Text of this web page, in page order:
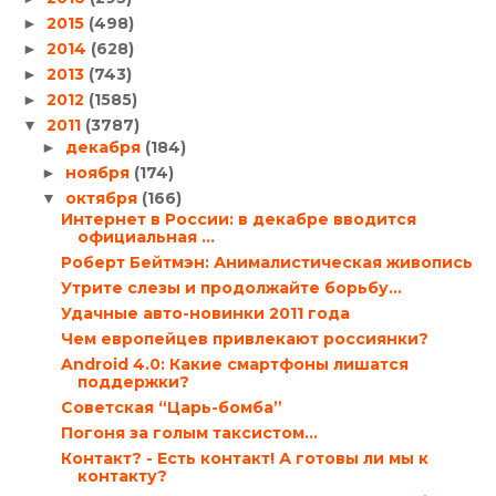
► 2015 (498)
► 2014 (628)
► 2013 (743)
► 2012 (1585)
▼ 2011 (3787)
► декабря (184)
► ноября (174)
▼ октября (166)
Интернет в России: в декабре вводится
официальная ...
Роберт Бейтмэн: Анималистическая живопись
Утрите слезы и продолжайте борьбу…
Удачные авто-новинки 2011 года
Чем европейцев привлекают россиянки?
Android 4.0: Какие смартфоны лишатся
поддержки?
Советская “Царь-бомба”
Погоня за голым таксистом…
Контакт? - Есть контакт! А готовы ли мы к
контакту?